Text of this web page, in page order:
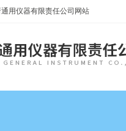
用仪器有限责任公司网站